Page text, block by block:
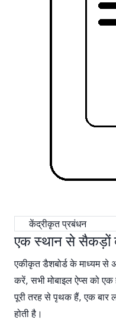
केंद्रीकृत प्रबंधन
एक स्थान से सैकड़ों
एकीकृत डैशबोर्ड के माध्यम से
करें, सभी मोबाइल ऐप्स को एक
पूरी तरह से पृथक हैं, एक बार
होती है।